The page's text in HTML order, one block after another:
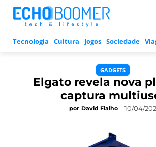
Tecnologia Cultura Jogos Sociedade
GADGETS
Elgato revela nova
captura
por David Fialho 10/04/